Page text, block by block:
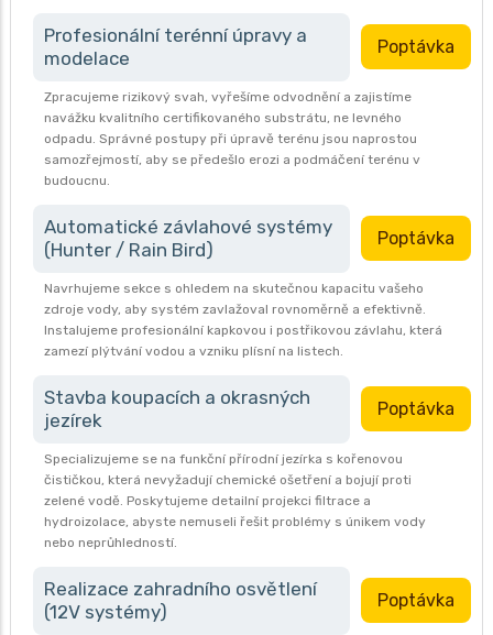
Profesionální terénní úpravy a
modelace
Poptávka
Zpracujeme rizikový svah, vyřešíme odvodnění a zajistíme
navážku kvalitního certifikovaného substrátu, ne levného
odpadu. Správné postupy při úpravě terénu jsou naprostou
samozřejmostí, aby se předešlo erozi a podmáčení terénu v
budoucnu.
Automatické závlahové systémy
(Hunter / Rain Bird)
Poptávka
Navrhujeme sekce s ohledem na skutečnou kapacitu vašeho
zdroje vody, aby systém zavlažoval rovnoměrně a efektivně.
Instalujeme profesionální kapkovou i postřikovou závlahu, která
zamezí plýtvání vodou a vzniku plísní na listech.
Stavba koupacích a okrasných
jezírek
Poptávka
Specializujeme se na funkční přírodní jezírka s kořenovou
čističkou, která nevyžadují chemické ošetření a bojují proti
zelené vodě. Poskytujeme detailní projekci filtrace a
hydroizolace, abyste nemuseli řešit problémy s únikem vody
nebo neprůhledností.
Realizace zahradního osvětlení
(12V systémy)
Poptávka